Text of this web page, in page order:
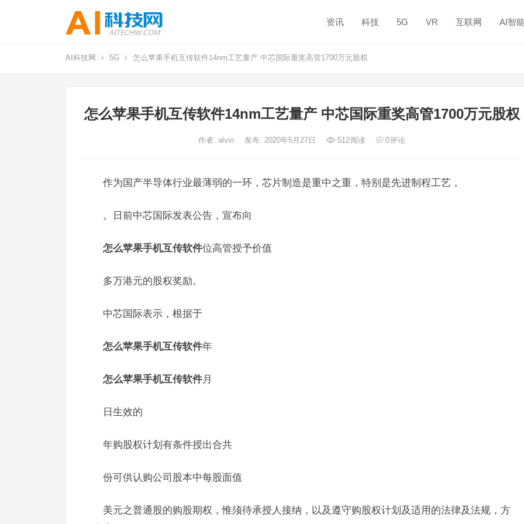
资讯 科技 5G VR 互联网 AI智
AI科技网 5G 怎么苹果手机互传软件14nm工艺量产 中芯国际重奖高管1700万元股权
怎么苹果手机互传软件14nm工艺量产 中芯国际重奖高管1700万元股权
作者: alvin 发布: 2020年5月27日 512阅读 0评论
作为国产半导体行业最薄弱的一环，芯片制造是重中之重，特别是先进制程工艺，
。日前中芯国际发表公告，宣布向
怎么苹果手机互传软件位高管授予价值
多万港元的股权奖励。
中芯国际表示，根据于
怎么苹果手机互传软件年
怎么苹果手机互传软件月
日生效的
年购股权计划有条件授出合共
份可供认购公司股本中每股面值
美元之普通股的购股期权，惟须待承授人接纳，以及遵守购股权计划及适用的法律及法规，方